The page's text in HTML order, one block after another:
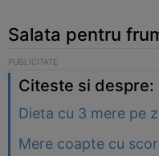
Salata pentru
Citeste si despre:
Dieta cu 3 mere pe
Mere coapte cu